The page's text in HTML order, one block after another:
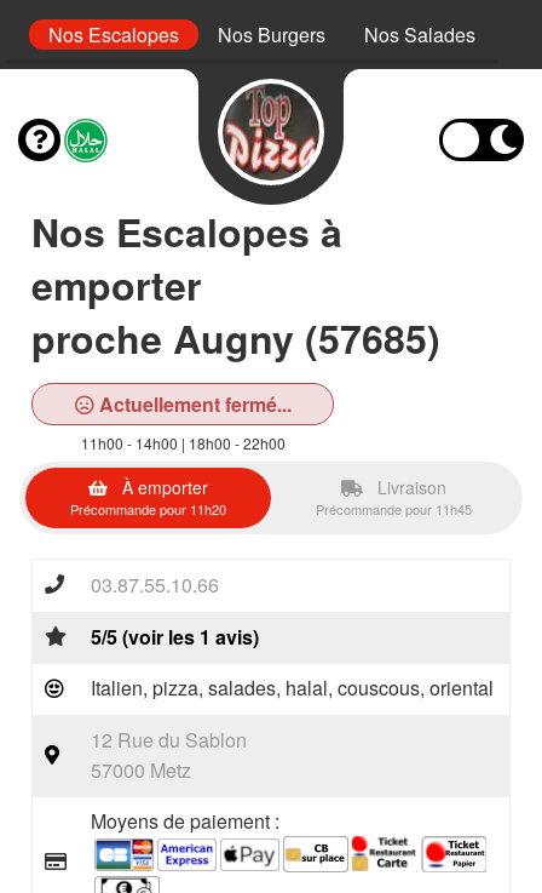
Nos Escalopes Nos Burgers Nos Salades
Nos Escalopes à
emporter
proche Augny (57685)
Actuellement fermé...
11h00 - 14h00 | 18h00 - 22h00
À emporter
Précommande pour 11h20
Livraison
Précommande pour 11h45
03.87.55.10.66
5/5 (voir les 1 avis)
Italien, pizza, salades, halal, couscous, oriental
12 Rue du Sablon
57000 Metz
Moyens de paiement :